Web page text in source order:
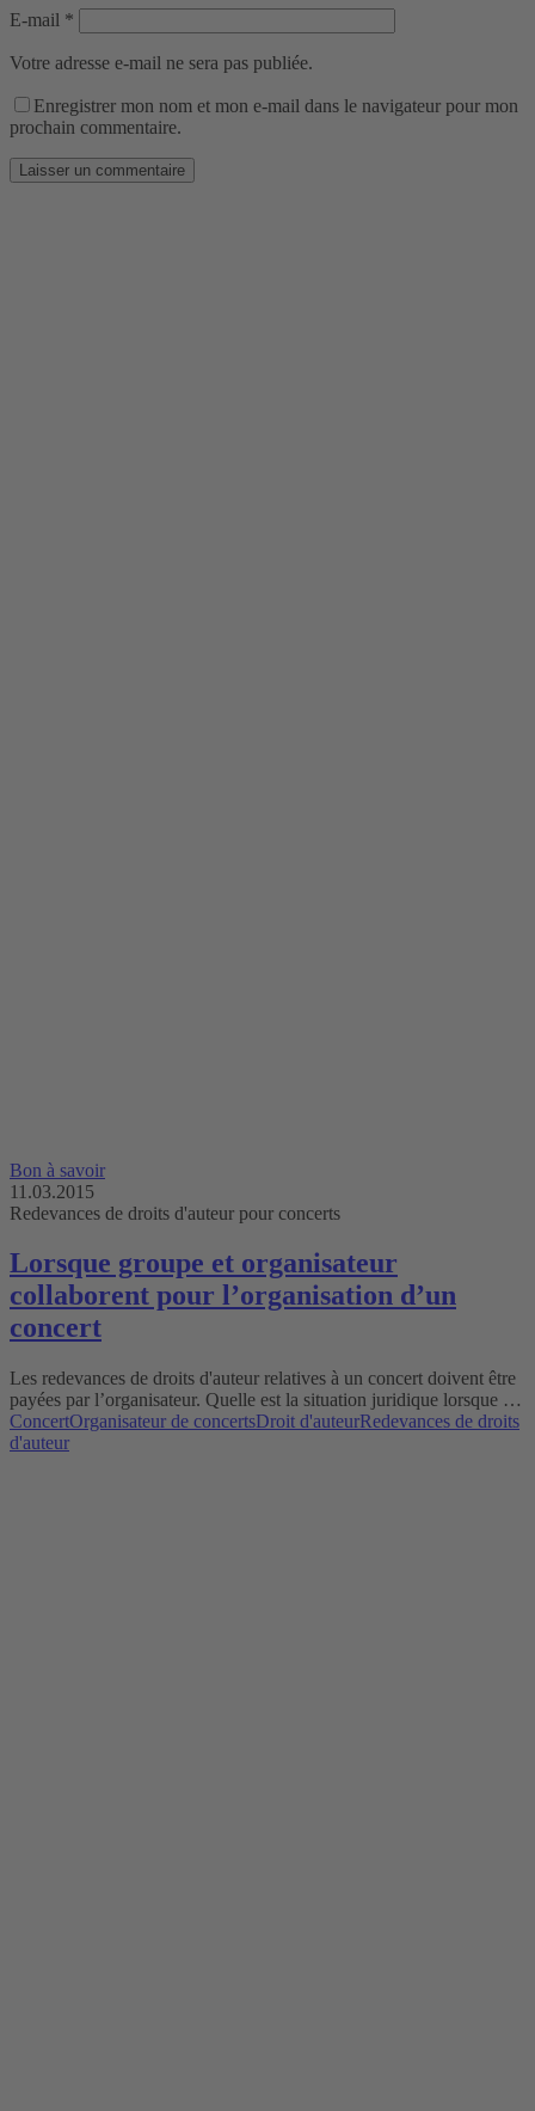
E-mail *
Votre adresse e-mail ne sera pas publiée.
Enregistrer mon nom et mon e-mail dans le navigateur pour mon
prochain commentaire.
Bon à savoir
11.03.2015
Redevances de droits d'auteur pour concerts
Lorsque groupe et organisateur
collaborent pour l’organisation d’un
concert
Les redevances de droits d'auteur relatives à un concert doivent être
payées par l’organisateur. Quelle est la situation juridique lorsque …
ConcertOrganisateur de concertsDroit d'auteurRedevances de droits
d'auteur